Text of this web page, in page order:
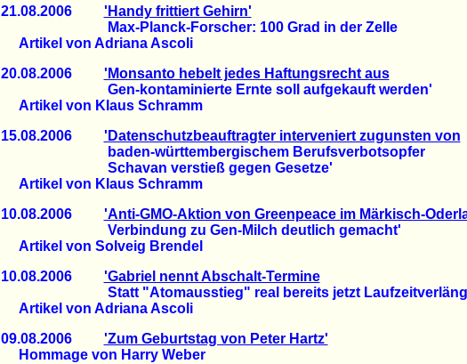
21.08.2006 'Handy frittiert Gehirn'
Max-Planck-Forscher: 100 Grad in der Zelle
Artikel von Adriana Ascoli
20.08.2006 'Monsanto hebelt jedes Haftungsrecht aus
Gen-kontaminierte Ernte soll aufgekauft werden'
Artikel von Klaus Schramm
15.08.2006 'Datenschutzbeauftragter interveniert zugunsten von
baden-württembergischem Berufsverbotsopfer
Schavan verstieß gegen Gesetze'
Artikel von Klaus Schramm
10.08.2006 'Anti-GMO-Aktion von Greenpeace im Märkisch-
Verbindung zu Gen-Milch deutlich gemacht'
Artikel von Solveig Brendel
10.08.2006 'Gabriel nennt Abschalt-Termine
Statt "Atomausstieg" real bereits jetzt
Artikel von Adriana Ascoli
09.08.2006 'Zum Geburtstag von Peter Hartz'
Hommage von Harry Weber